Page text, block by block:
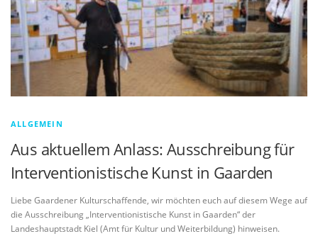
ALLGEMEIN
Aus aktuellem Anlass: Ausschreibung für
Interventionistische Kunst in Gaarden
Liebe Gaardener Kulturschaffende, wir möchten euch auf diesem Wege auf
die Ausschreibung „Interventionistische Kunst in Gaarden“ der
Landeshauptstadt Kiel (Amt für Kultur und Weiterbildung) hinweisen.